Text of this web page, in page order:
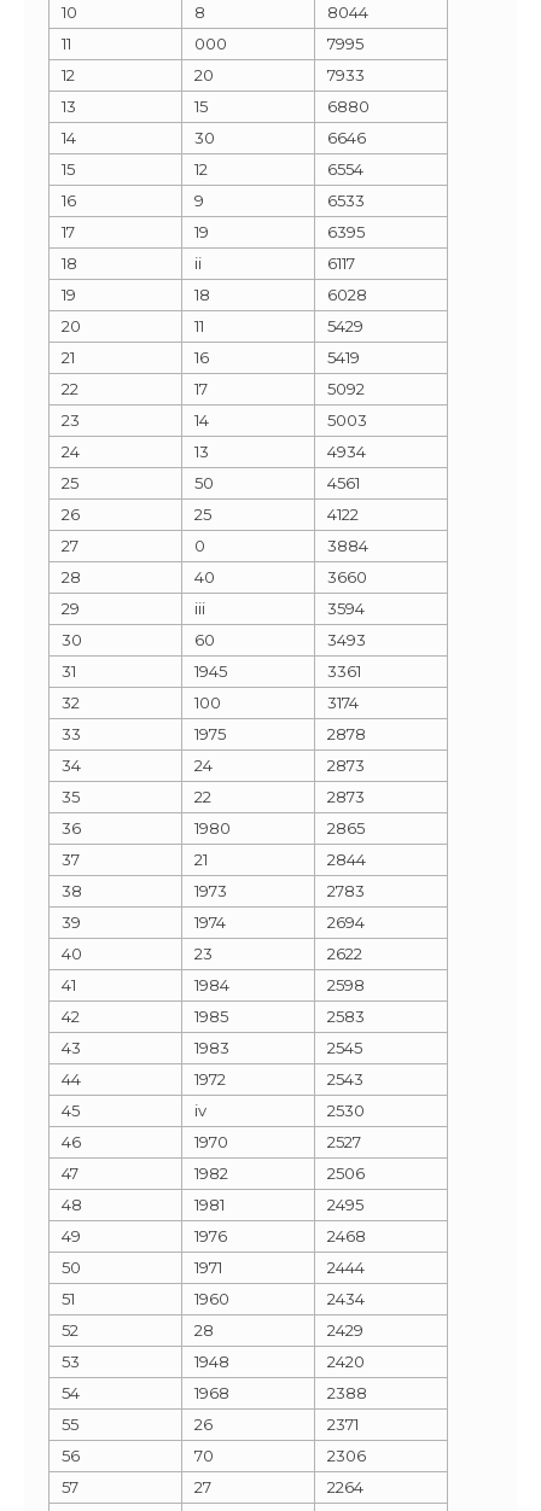
10
8
8044
11
000
7995
12
20
7933
13
15
6880
14
30
6646
15
12
6554
16
9
6533
17
19
6395
18
ii
6117
19
18
6028
20
11
5429
21
16
5419
22
17
5092
23
14
5003
24
13
4934
25
50
4561
26
25
4122
27
0
3884
28
40
3660
29
iii
3594
30
60
3493
31
1945
3361
32
100
3174
33
1975
2878
34
24
2873
35
22
2873
36
1980
2865
37
21
2844
38
1973
2783
39
1974
2694
40
23
2622
41
1984
2598
42
1985
2583
43
1983
2545
44
1972
2543
45
iv
2530
46
1970
2527
47
1982
2506
48
1981
2495
49
1976
2468
50
1971
2444
51
1960
2434
52
28
2429
53
1948
2420
54
1968
2388
55
26
2371
56
70
2306
57
27
2264